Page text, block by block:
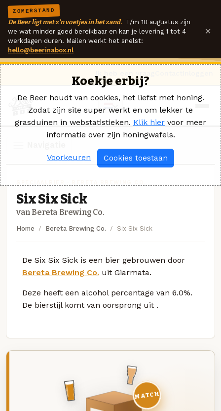
ZOMERSTAND
De Beer ligt met z'n voetjes in het zand. T/m 10 augustus zijn
we wat minder goed bereikbaar en kan je levering 1 tot 4
werkdagen duren. Mailen werkt het snelst:
hello@beerinabox.nl
×
Six Six Sick
van Bereta Brewing Co.
Home Bereta Brewing Co. Six Six Sick
De Six Six Sick is een bier gebrouwen door
Bereta Brewing Co. uit Giarmata.
Deze heeft een alcohol percentage van 6.0%.
De bierstijl komt van oorsprong uit .
MATCH
Koekje erbij?
De Beer houdt van cookies, het liefst met honing.
Zodat zijn site super werkt en om lekker te
grasduinen in webstatistieken. Klik hier voor meer
informatie over zijn honingwafels.
Voorkeuren Cookies toestaan